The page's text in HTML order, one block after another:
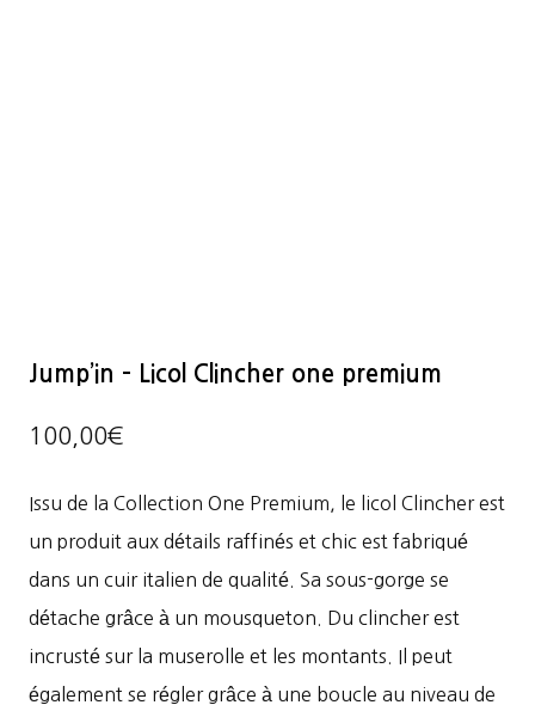
Jump’in – Licol Clincher one premium
100,00€
Issu de la Collection One Premium, le licol Clincher est
un produit aux détails raffinés et chic est fabriqué
dans un cuir italien de qualité. Sa sous-gorge se
détache grâce à un mousqueton. Du clincher est
incrusté sur la muserolle et les montants. Il peut
également se régler grâce à une boucle au niveau de